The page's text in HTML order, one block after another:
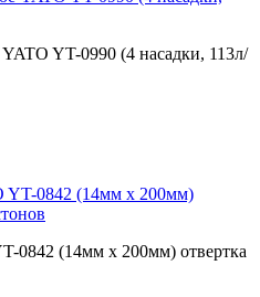
YT-0990 (4 насадки, 113л/
0842 (14мм х 200мм) отвертка